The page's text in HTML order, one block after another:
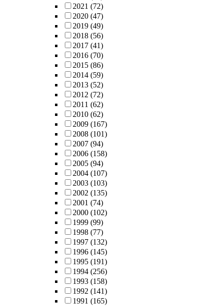
2021 (72)
2020 (47)
2019 (49)
2018 (56)
2017 (41)
2016 (70)
2015 (86)
2014 (59)
2013 (52)
2012 (72)
2011 (62)
2010 (62)
2009 (167)
2008 (101)
2007 (94)
2006 (158)
2005 (94)
2004 (107)
2003 (103)
2002 (135)
2001 (74)
2000 (102)
1999 (99)
1998 (77)
1997 (132)
1996 (145)
1995 (191)
1994 (256)
1993 (158)
1992 (141)
1991 (165)